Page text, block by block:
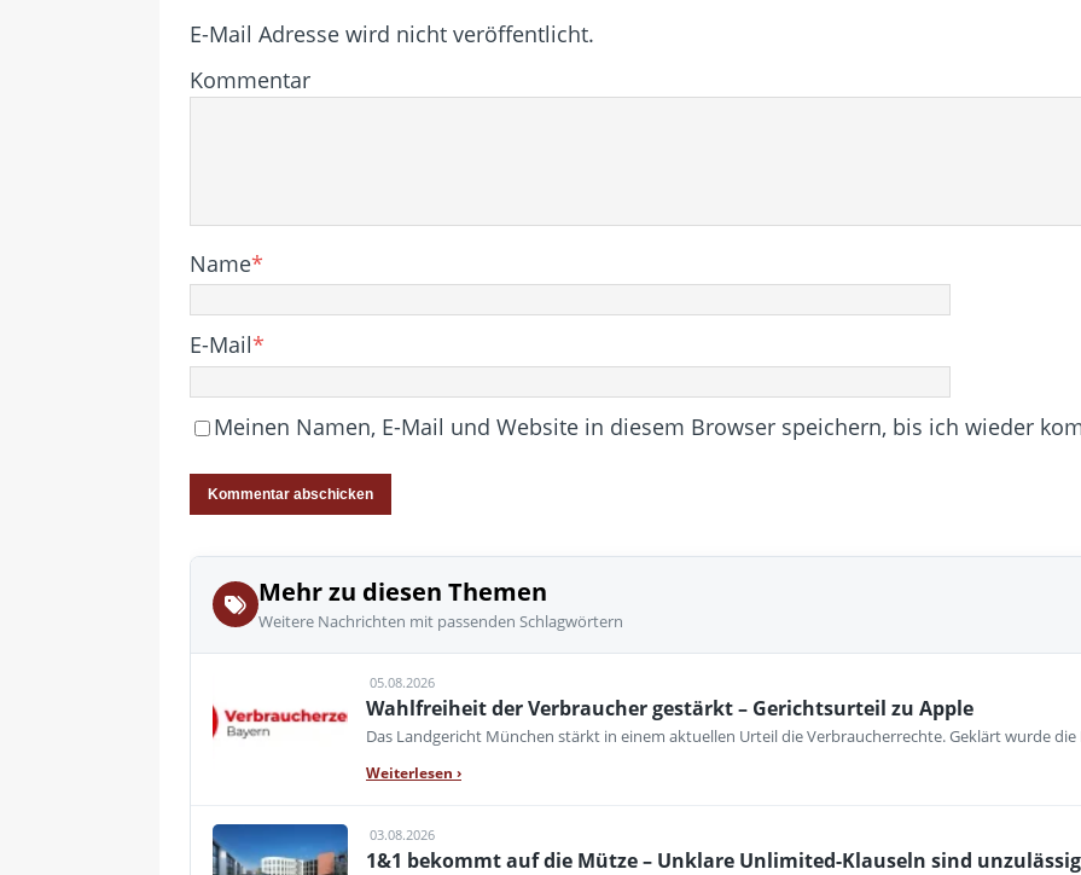
E-Mail Adresse wird nicht veröffentlicht.
Kommentar
Name*
E-Mail*
Meinen Namen, E-Mail und Website in diesem Browser speichern, bis ich wieder
Mehr zu diesen Themen
Weitere Nachrichten mit passenden Schlagwörtern
05.08.2026
Wahlfreiheit der Verbraucher gestärkt – Gerichtsurteil zu Apple
Das Landgericht München stärkt in einem aktuellen Urteil die Verbraucherrechte. Geklärt wurde die
Weiterlesen ›
03.08.2026
1&1 bekommt auf die Mütze – Unklare Unlimited-Klauseln sind unzulässig